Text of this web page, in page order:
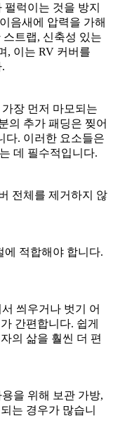
럭이는 것을 방지
음새에 압력을 가해
트랩, 신축성 있는
, 이는 RV 커버를
장 먼저 마모되는
의 추가 패딩은 찢어
다. 이러한 요소들은
데 필수적입니다.
전체를 제거하지 않
에 적합해야 합니다.
씌우거나 벗기 어
간편합니다. 쉽게
의 삶을 훨씬 더 편
을 위해 보관 가방,
는 경우가 많습니